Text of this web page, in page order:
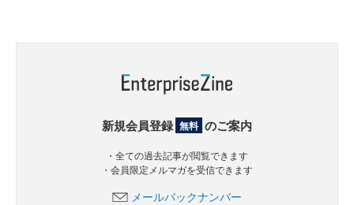
新規会員登録 無料 のご案内
・全ての過去記事が閲覧できます
・会員限定メルマガを受信できます
メールバックナンバー